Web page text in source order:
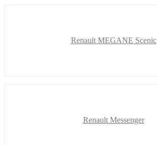
Renault MEGANE Scenic
Renault Messenger